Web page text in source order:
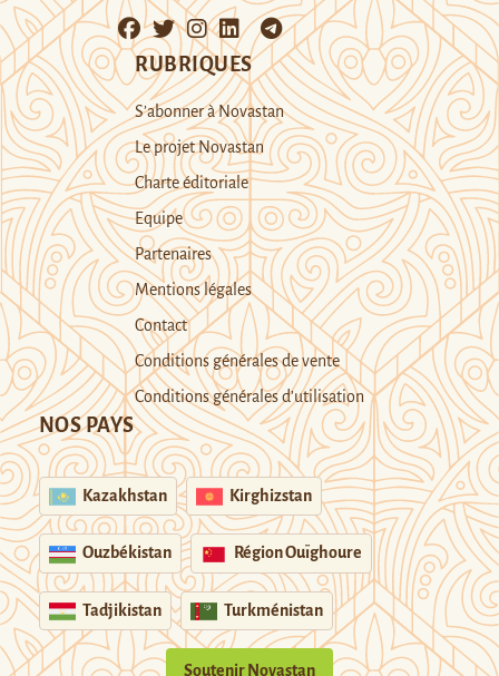
RUBRIQUES
S’abonner à Novastan
Le projet Novastan
Charte éditoriale
Equipe
Partenaires
Mentions légales
Contact
Conditions générales de vente
Conditions générales d’utilisation
NOS PAYS
Kazakhstan Kirghizstan
Ouzbékistan Région Ouïghoure
Tadjikistan Turkménistan
Soutenir Novastan